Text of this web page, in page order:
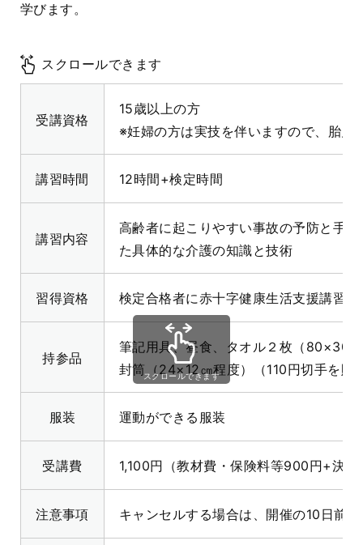
学びます。
受講資格
15歳以上の方
※妊婦の方は実技を伴いますので、胎児
講習時間 12時間+検定時間
講習内容
高齢者に起こりやすい事故の予防と手当
た具体的な介護の知識と技術
習得資格 検定合格者に赤十字健康生活支援講習
持参品
筆記用具、昼食、タオル２枚（80×30
封筒（24×12㎝程度）（110円切手を貼
服装 運動ができる服装
受講費 1,100円 （教材費・保険料等900円+決
注意事項 キャンセルする場合は、開催の10日前
スクロールできます
スクロールできます